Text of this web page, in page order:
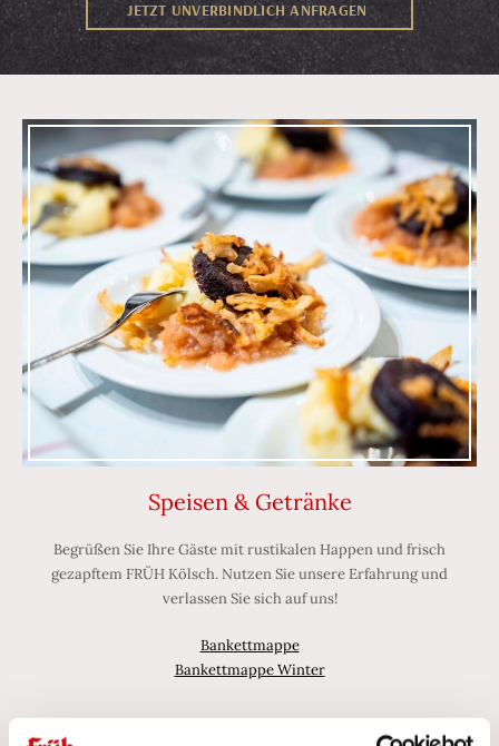
JETZT UNVERBINDLICH ANFRAGEN
Speisen & Getränke
Begrüßen Sie Ihre Gäste mit rustikalen Happen und frisch
gezapftem FRÜH Kölsch. Nutzen Sie unsere Erfahrung und
verlassen Sie sich auf uns!
Bankettmappe
Bankettmappe Winter